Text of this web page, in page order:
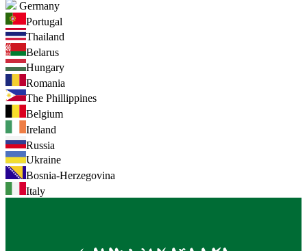
Germany
Portugal
Thailand
Belarus
Hungary
Romania
The Phillippines
Belgium
Ireland
Russia
Ukraine
Bosnia-Herzegovina
Italy